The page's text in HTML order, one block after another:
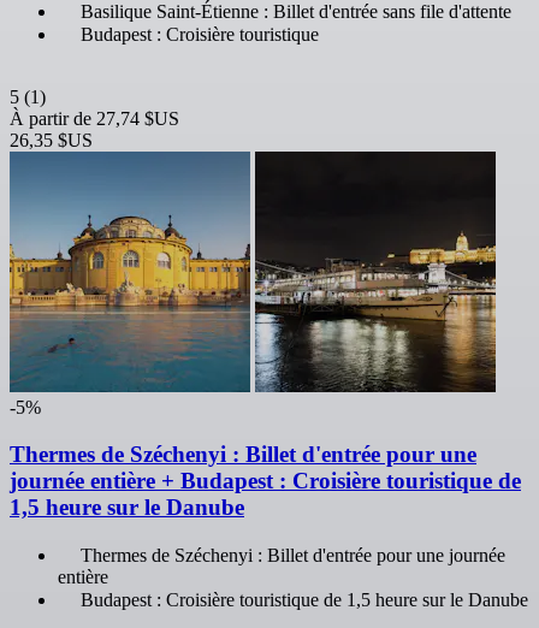
Basilique Saint-Étienne : Billet d'entrée sans file d'attente
Budapest : Croisière touristique
5 (1)
À partir de 27,74 $US
26,35 $US
-5%
Thermes de Széchenyi : Billet d'entrée pour une
journée entière + Budapest : Croisière touristique de
1,5 heure sur le Danube
Thermes de Széchenyi : Billet d'entrée pour une journée
entière
Budapest : Croisière touristique de 1,5 heure sur le Danube